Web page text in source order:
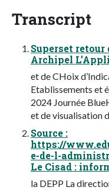
Transcript
Superset retour
Archipel
et de CHoix
Etablissements et
2024 Journée
et de visualisation
Source :
https://
e-de-l-
Le Cisad :
la DEPP La